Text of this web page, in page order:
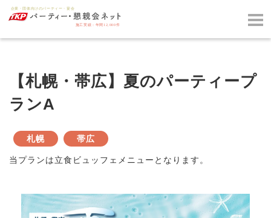
【札幌・帯広】夏のパーティープ
ランA
札幌 帯広
当プランは立食ビュッフェメニューとなります。